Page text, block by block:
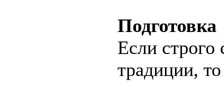
Подготовка
Если строго
традиции,